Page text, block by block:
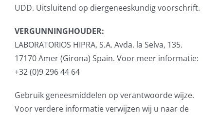
UDD. Uitsluitend op diergeneeskundig voorschrift.
VERGUNNINGHOUDER:
LABORATORIOS HIPRA, S.A. Avda. la Selva, 135.
17170 Amer (Girona) Spain. Voor meer informatie:
+32 (0)9 296 44 64
Gebruik geneesmiddelen op verantwoorde wijze.
Voor verdere informatie verwijzen wij u naar de